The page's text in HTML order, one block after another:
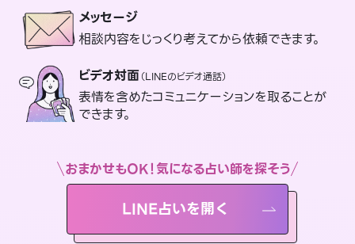
メッセージ
相談内容をじっくり考えてから依頼できます。
ビデオ対面（LINEのビデオ通話）
表情を含めたコミュニケーションを取ることが
できます。
おまかせもOK！気になる占い師を探そう
LINE占いを開く